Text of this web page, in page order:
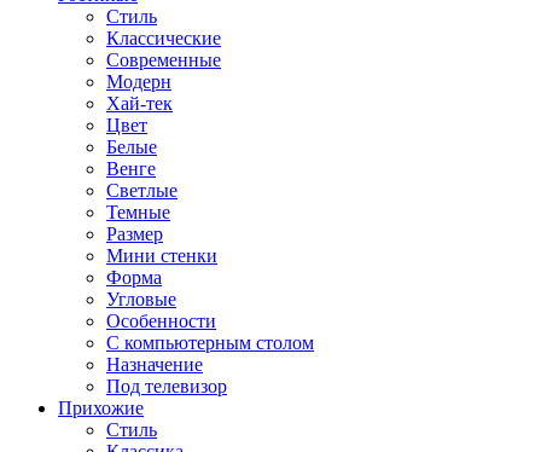
Стиль
Классические
Современные
Модерн
Хай-тек
Цвет
Белые
Венге
Светлые
Темные
Размер
Мини стенки
Форма
Угловые
Особенности
С компьютерным столом
Назначение
Под телевизор
Прихожие
Стиль